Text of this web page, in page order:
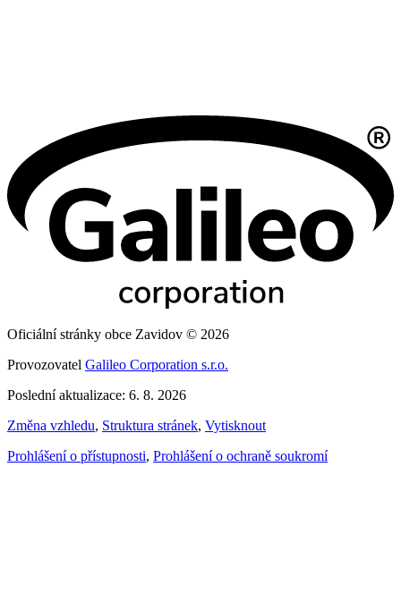
Oficiální stránky obce Zavidov © 2026
Provozovatel Galileo Corporation s.r.o.
Poslední aktualizace: 6. 8. 2026
Změna vzhledu, Struktura stránek, Vytisknout
Prohlášení o přístupnosti, Prohlášení o ochraně soukromí